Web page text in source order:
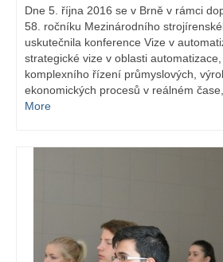
Dne 5. října 2016 se v Brně v rámci
58. ročníku Mezinárodního
uskutečnila konference Vize v
strategické vize v oblasti
komplexního řízení průmyslových,
ekonomických procesů v reálném
More